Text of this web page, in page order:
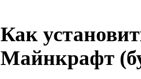
Как
Майнкрафт